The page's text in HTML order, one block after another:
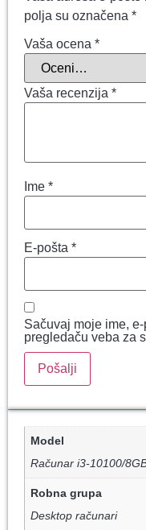
polja su označena *
Vaša ocena *
Vaša recenzija *
Ime *
E-pošta *
Sačuvaj moje ime,
pregledaču veba za
Model
Računar i3-10100/
Robna grupa
Desktop računari